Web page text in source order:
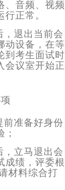
、音频、视频
正常。
，退出当前会
动设备，在等
到考生面试时
会议室开始正
前准备好身份
，立马退出会
成绩，评委根
材料综合打